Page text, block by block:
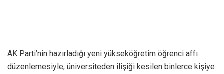
AK Parti’nin hazırladığı yeni yükseköğretim öğrenci affı
düzenlemesiyle, üniversiteden ilişiği kesilen binlerce kişiye